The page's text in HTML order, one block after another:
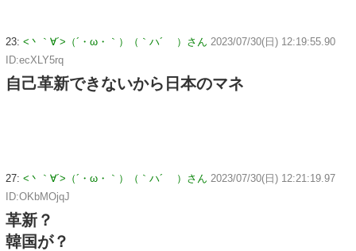
23: <丶｀∀´>（´・ω・｀）（｀ハ´ ）さん 2023/07/30(日) 12:19:55.90
ID:ecXLY5rq
自己革新できないから日本のマネ
27: <丶｀∀´>（´・ω・｀）（｀ハ´ ）さん 2023/07/30(日) 12:21:19.97
ID:OKbMOjqJ
革新？
韓国が？